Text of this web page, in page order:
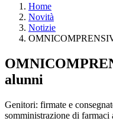
Home
Novità
Notizie
alunni
Genitori: firmate e
somministrazione di farmaci